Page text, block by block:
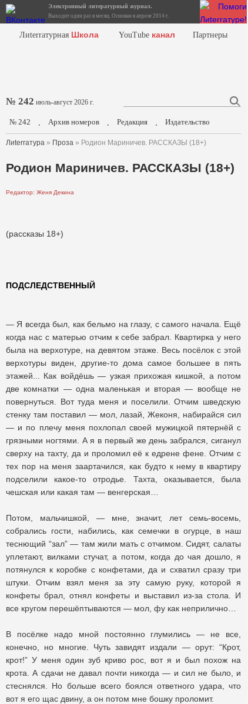
Электронный литературный журнал.
Выходит один раз в месяц. Основан в апреле 2014 г.
Лиterraтурная Школа YouTube канал Партнеры
№ 242 июль-август 2026 г.
№ 242 . Архив номеров . Редакция . Издательство
Лиterraтура » Проза » Родион Мариничев. РАССКАЗЫ (18+)
Родион Мариничев. РАССКАЗЫ (18+)
Редактор: Женя Декина
(рассказы 18+)
ПОДСЛЕДСТВЕННЫЙ
— Я всегда был, как бельмо на глазу, с самого начала. Ещё
когда нас с матерью отчим к себе забрал. Квартирка у него
была на верхотуре, на девятом этаже. Весь посёлок с этой
верхотуры виден, другие-то дома самое большее в пять
этажей... Как войдёшь — узкая прихожая кишкой, а потом
две комнатки — одна маленькая и вторая — вообще не
повернуться. Вот туда меня и поселили. Отчим шведскую
стенку там поставил — мол, лазай, Жеконя, набирайся сил
— и по плечу меня похлопал своей мужицкой пятернёй с
грязными ногтями. А я в первый же день забрался, сиганул
сверху на тахту, да и проломил её к едрене фене. Отчим c
тех пор на меня заартачился, как будто к нему в квартиру
подселили какое-то отродье. Тахта, оказывается, была
чешская или какая там — венгерская…
Потом, мальчишкой, — мне, значит, лет семь-восемь,
собрались гости, набились, как семечки в огурце, в наш
теснющий “зал” — там жили мать с отчимом. Сидят, салаты
уплетают, вилками стучат, а потом, когда до чая дошло, я
потянулся к коробке с конфетами, да и схватил сразу три
штуки. Отчим взял меня за эту самую руку, которой я
конфеты брал, отнял конфеты и выставил из-за стола. И
все кругом перешёптываются — мол, фу как неприлично…
В посёлке надо мной постоянно глумились — не все,
конечно, но многие. Чуть завидят издали — орут: “Крот,
крот!” У меня один зуб криво рос, вот я и был похож на
крота. А сдачи не давал почти никогда — и сил не было, и
стеснялся. Но больше всего боялся ответного удара, что
вот я его щас двину, а он потом мне бошку проломит.